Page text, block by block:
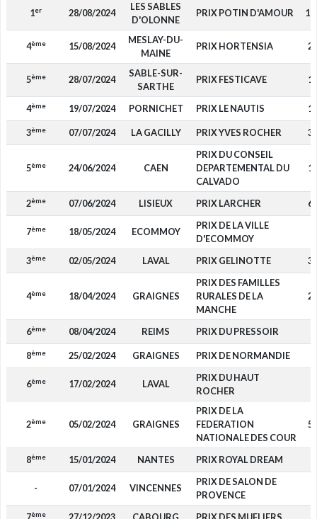
1er 28/08/2024
LES SABLES
D'OLONNE
PRIX POTIN D'AMOUR 10
4ème 15/08/2024
MESLAY-DU-
MAINE
PRIX HORTENSIA 2
5ème 28/07/2024
SABLE-SUR-
SARTHE
PRIX FESTICAVE 1
4ème 19/07/2024 PORNICHET PRIX LE NAUTIS 1
3ème 07/07/2024 LA GACILLY PRIX YVES ROCHER 3
5ème 24/06/2024 CAEN
PRIX DU CONSEIL
DEPARTEMENTAL DU
CALVADO
1
2ème 07/06/2024 LISIEUX PRIX LARCHER 6
7ème 18/05/2024 ECOMMOY
PRIX DE LA VILLE
D'ECOMMOY
3ème 02/05/2024 LAVAL PRIX GELINOTTE 3
4ème 18/04/2024 GRAIGNES
PRIX DES FAMILLES
RURALES DE LA
MANCHE
2
6ème 08/04/2024 REIMS PRIX DU PRESSOIR
8ème 25/02/2024 GRAIGNES PRIX DE NORMANDIE
6ème 17/02/2024 LAVAL
PRIX DU HAUT
ROCHER
2ème 05/02/2024 GRAIGNES
PRIX DE LA
FEDERATION
NATIONALE DES COUR
5
8ème 15/01/2024 NANTES PRIX ROYAL DREAM
- 07/01/2024 VINCENNES
PRIX DE SALON DE
PROVENCE
ème